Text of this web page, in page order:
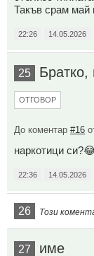
Такъв срам май
22:26 14.05.2026
25 Братко,
ОТГОВОР
До коментар #16
наркотици
22:36 14.05.2026
26 Този
27 име